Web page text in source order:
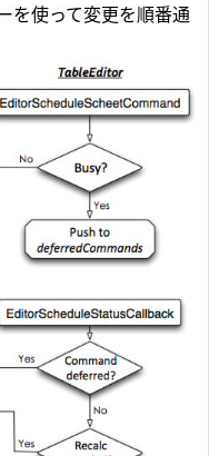
を使って変更を順番通